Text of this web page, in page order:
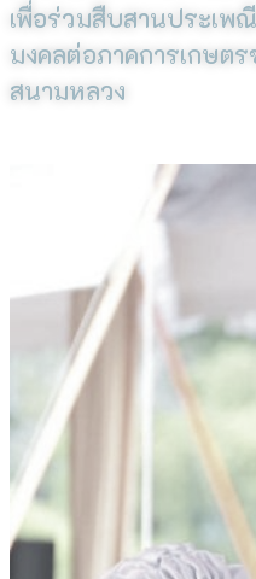
เพื่อร่วมสืบสานประเพ
มงคลต่อภาคการเกษ
สนามหลวง